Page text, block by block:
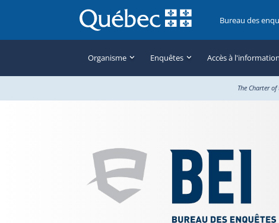
Bureau des
Organisme Enquêtes Accès à l'information
The Charter